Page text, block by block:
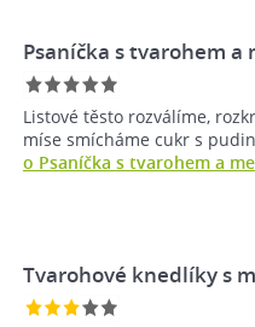
Psaníčka s tvarohem a
Listové těsto rozválíme,
míse smícháme cukr s
o Psaníčka s tvarohem a
Tvarohové knedlíky s